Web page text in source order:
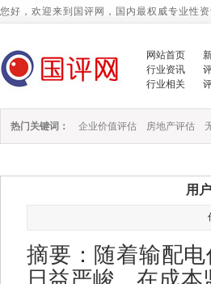
您好，欢迎来到国评网，国内最权威专业性资
网站首页
行业资讯
行业相关
热门关键词： 企业价值评估 房地产评估
用
摘要：随着输配
日益严峻。在成本